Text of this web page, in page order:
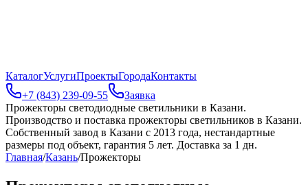
КаталогУслугиПроектыГородаКонтакты
+7 (843) 239-09-55
Заявка
Прожекторы светодиодные светильники в Казани.
Производство и поставка прожекторы светильников в Казани.
Собственный завод в Казани с 2013 года, нестандартные
размеры под объект, гарантия 5 лет. Доставка за 1 дн.
Главная/Казань/Прожекторы